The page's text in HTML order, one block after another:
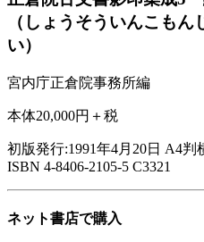
（しょうそういんこも
い）
宮内庁正倉院事務所編
本体20,000円＋税
初版発行:1991年4月20日 A4判
ISBN 4-8406-2105-5 C3321
ネット書店で購入